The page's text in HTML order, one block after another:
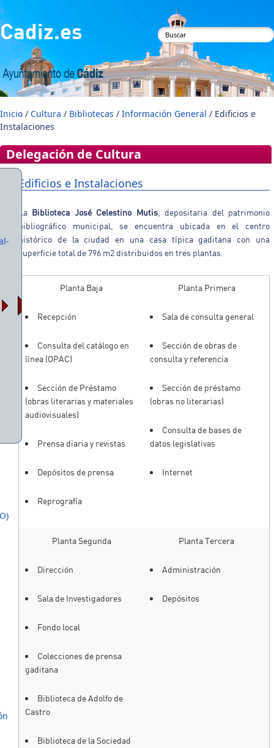
Pasar al contenido principal
Cadiz.es
Formulario de
búsqueda
Inicio / Cultura / Bibliotecas / Información General / Edificios e
Instalaciones
Delegación de Cultura
Edificios e Instalaciones
La Biblioteca José Celestino Mutis, depositaria del patrimonio
bibliográfico municipal, se encuentra ubicada en el centro
histórico de la ciudad en una casa típica gaditana con una
superficie total de 796 m2 distribuidos en tres plantas.
Planta Baja
Recepción
Consulta del catálogo en
línea (OPAC)
Sección de Préstamo
(obras literarias y materiales
audiovisuales)
Prensa diaria y revistas
Depósitos de prensa
Reprografía
Planta Primera
Sala de consulta general
Sección de obras de
consulta y referencia
Sección de préstamo
(obras no literarias)
Consulta de bases de
datos legislativas
Internet
Planta Segunda
Dirección
Sala de Investigadores
Fondo local
Colecciones de prensa
gaditana
Biblioteca de Adolfo de
Castro
Biblioteca de la Sociedad
Planta Tercera
Administración
Depósitos